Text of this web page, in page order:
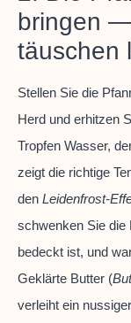
bringen
täuschen
Stellen Sie die
Herd und erhitzen
Tropfen Wasser,
zeigt die richtige
den Leidenfrost-
schwenken Sie die
bedeckt ist, und
Geklärte Butter (
verleiht ein